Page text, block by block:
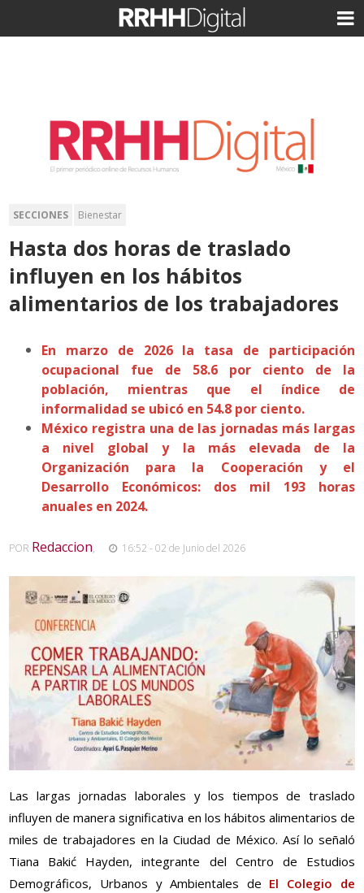
SECCIONES Bienestar
Hasta dos horas de traslado
influyen en los hábitos
alimentarios de los trabajadores
En marzo de 2026 la tasa de participación
ocupacional fue de 58.6 por ciento de la
población, mientras que el índice de
informalidad se ubicó en 54.8 por ciento.
México registra una de las jornadas más largas
a nivel global y la más elevada de la
Organización para la Cooperación y el
Desarrollo Económicos: dos mil 193 horas
anuales en 2024.
POR Redaccion, 16:52 - 02 de Junio del 2026
Las largas jornadas laborales y los tiempos de traslado
influyen de manera significativa en los hábitos alimentarios de
miles de trabajadores en la Ciudad de México. Así lo señaló
Tiana Bakić Hayden, integrante del Centro de Estudios
Demográficos, Urbanos y Ambientales de El Colegio de